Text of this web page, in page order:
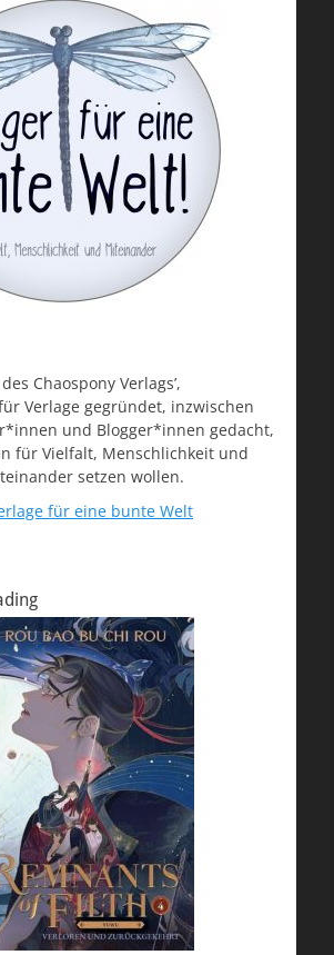
Chaospony Verlags’,
Verlage gegründet, inzwischen
und Blogger*innen gedacht,
für Vielfalt, Menschlichkeit und
setzen wollen.
für eine bunte Welt